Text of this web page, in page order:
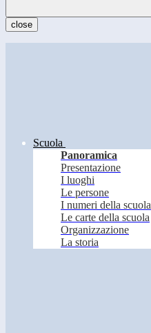
close
Scuola
Panoramica
Presentazione
I luoghi
Le persone
I numeri della scuola
Le carte della scuola
Organizzazione
La storia